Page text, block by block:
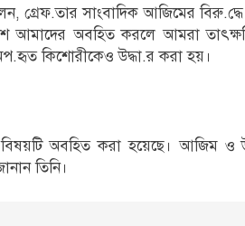
গ্রেফ.তার সাংবাদিক আজিমের
আমাদের অবহিত করলে আমরা
কিশোরীকেও উদ্ধা.র করা হয়।
অবহিত করা হয়েছে। আজিম ও
তিনি।